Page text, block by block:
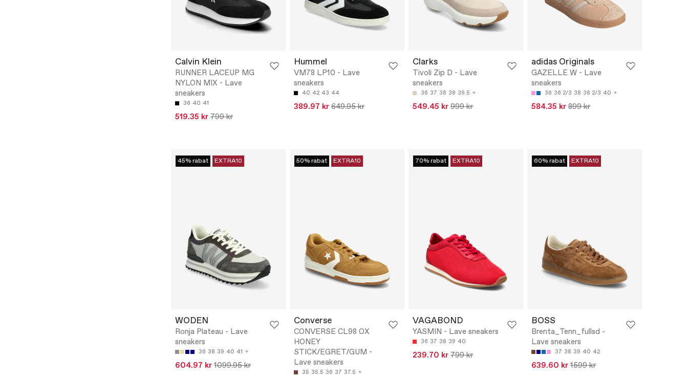
Calvin Klein
RUNNER LACEUP MG
NYLON MIX - Lave
sneakers
36 40 41
519.35 kr 799 kr
Hummel
VM78 LP10 - Lave
sneakers
40 42 43 44
389.97 kr 649.95 kr
Clarks
Tivoli Zip D - Lave
sneakers
36 37 38 39 39.5
549.45 kr 999 kr
adidas Originals
GAZELLE W - Lave
sneakers
36 36 2/3 38 38 2/3 40
584.35 kr 899 kr
45% rabat EXTRA10
WODEN
Ronja Plateau - Lave
sneakers
36 38 39 40 41
604.97 kr 1099.95 kr
50% rabat EXTRA10
Converse
CONVERSE CL98 OX
HONEY
STICK/EGRET/GUM -
Lave sneakers
35 35.5 36 37 37.5
70% rabat EXTRA10
VAGABOND
YASMIN - Lave sneakers
36 37 38 39 40
239.70 kr 799 kr
60% rabat EXTRA10
BOSS
Brenta_Tenn_fullsd -
Lave sneakers
37 38 39 40 42
639.60 kr 1599 kr